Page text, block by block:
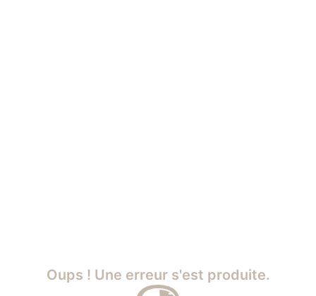
Oups ! Une erreur s'est produite.